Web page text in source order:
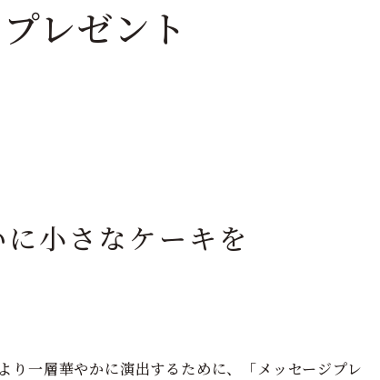
レゼント
小さなケーキを
り一層華やかに演出するために、「メッセージプレ